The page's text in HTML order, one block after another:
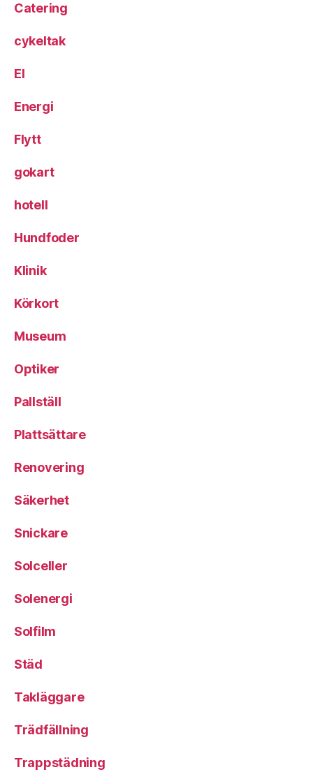
Catering
cykeltak
El
Energi
Flytt
gokart
hotell
Hundfoder
Klinik
Körkort
Museum
Optiker
Pallställ
Plattsättare
Renovering
Säkerhet
Snickare
Solceller
Solenergi
Solfilm
Städ
Takläggare
Trädfällning
Trappstädning